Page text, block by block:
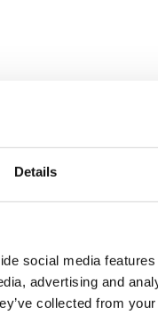
Details
social media
advertising and
collected from